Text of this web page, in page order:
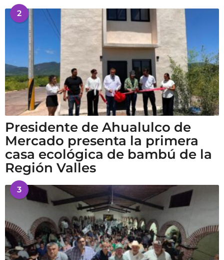
2
Presidente de Ahualulco de
Mercado presenta la primera
casa ecológica de bambú de la
Región Valles
3